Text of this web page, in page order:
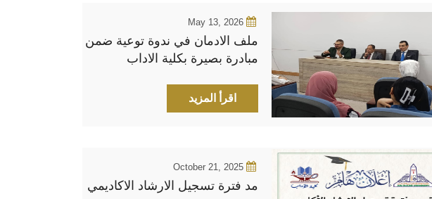
May 13, 2026
ملف الادمان في ندوة توعية ضمن
مبادرة بصيرة بكلية الاداب
اقرأ المزيد
October 21, 2025
مد فترة تسجيل الارشاد الاكاديمي